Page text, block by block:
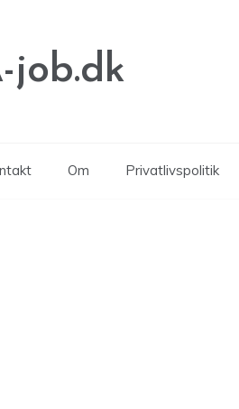
job.dk
Om Privatlivspolitik